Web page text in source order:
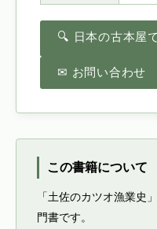
🔍 日本の古本屋
✉ お問い合わせ
この書籍について
「土佐のカツオ漁業史
門書です。